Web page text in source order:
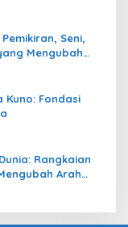
Seni,
Mengubah
Kuno: Fondasi
Rangkaian
Arah